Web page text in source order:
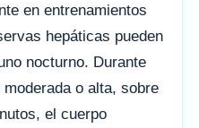
en entrenamientos
hepáticas pueden
nocturno. Durante
o alta, sobre
el cuerpo